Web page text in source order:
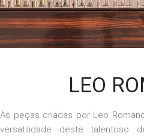
LEO
As peças criadas por Leo
versatilidade deste talentoso